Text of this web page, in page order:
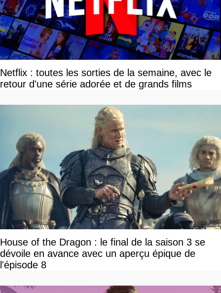
Netflix : toutes les sorties de la semaine, avec le
retour d'une série adorée et de grands films
House of the Dragon : le final de la saison 3 se
dévoile en avance avec un aperçu épique de
l'épisode 8